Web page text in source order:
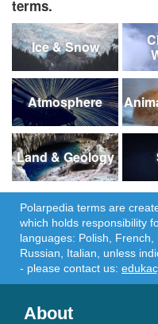
terms.
Ice & Snow
Atmosphere
Land & Geology
Polarpedia terms are
which holds responsibility
languages: Polish, French,
Russian, Italian, unless
- please contact us:
About